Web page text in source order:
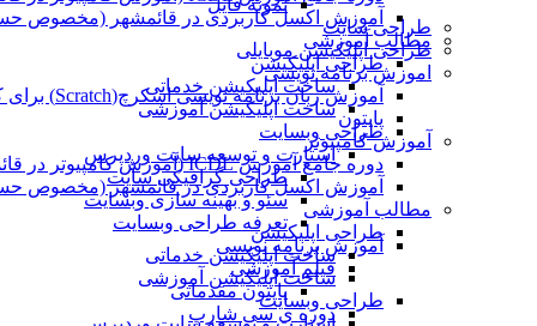
آموزش اکسل کاربردی در قائمشهر (مخصوص
مطالب آموزشی
طراحی اپلیکیشن
ساخت اپلیکیشن خدماتی
ساخت اپلیکیشن آموزشی
طراحی وبسایت
استارت و توسعه سایت وردپرس
طراحی گرافیکی سایت
سئو و بهینه سازی وبسایت
تعرفه طراحی وبسایت
آموزش برنامه نویسی
فیلم آموزشی
پایتون مقدماتی
دوره ی سی شارپ
طراحی سایت
طراحی اپلیکیشن موبایلی
اموزش برنامه نویسی
آموزش زبان برنامه نویسی اسکرچ(Scratch) برای کودکان
پایتون
آموزش کامپیوتر
دوره جامع آموزش ICDL (آموزش کامپیوتر در قائمشهر)
آموزش اکسل کاربردی در قائمشهر (مخصوص
مطالب آموزشی
طراحی اپلیکیشن
ساخت اپلیکیشن خدماتی
ساخت اپلیکیشن آموزشی
طراحی وبسایت